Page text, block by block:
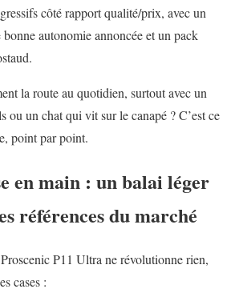
côté rapport qualité/prix, avec un
autonomie annoncée et un pack
la route au quotidien, surtout avec un
ou un chat qui vit sur le canapé ? C’est ce
point par point.
en main : un balai léger
références du marché
P11 Ultra ne révolutionne rien,
cases :